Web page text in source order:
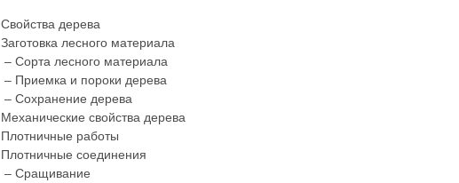
Свойства дерева
Заготовка лесного материала
– Сорта лесного материала
– Приемка и пороки дерева
– Сохранение дерева
Механические свойства дерева
Плотничные работы
Плотничные соединения
– Сращивание